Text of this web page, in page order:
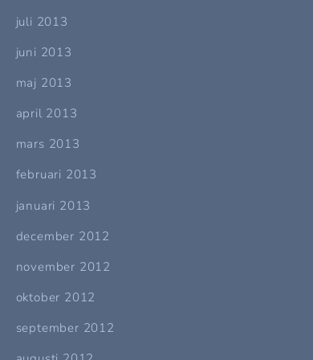
juli 2013
juni 2013
maj 2013
april 2013
mars 2013
februari 2013
januari 2013
december 2012
november 2012
oktober 2012
september 2012